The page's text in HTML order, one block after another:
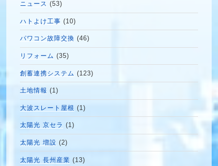
ニュース (53)
ハトよけ工事 (10)
パワコン故障交換 (46)
リフォーム (35)
創蓄連携システム (123)
土地情報 (1)
大波スレート屋根 (1)
太陽光 京セラ (1)
太陽光 増設 (2)
太陽光 長州産業 (13)